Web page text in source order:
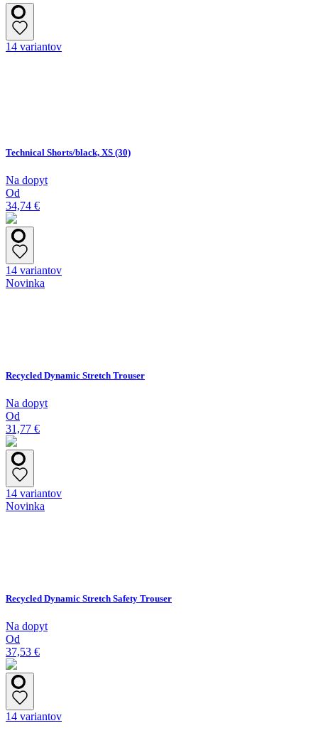
14 variantov
Technical Shorts/black, XS (30)
Na dopyt
Od
34,74 €
14 variantov
Novinka
Recycled Dynamic Stretch Trouser
Na dopyt
Od
31,77 €
14 variantov
Novinka
Recycled Dynamic Stretch Safety Trouser
Na dopyt
Od
37,53 €
14 variantov